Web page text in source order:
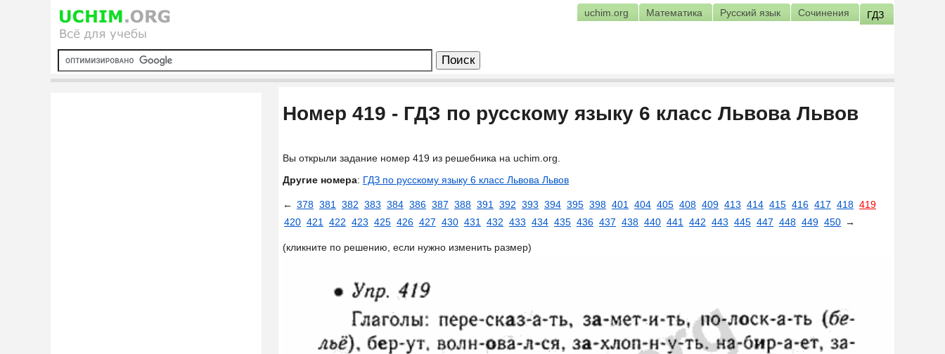
uchim.org Математика Русский язык Сочинения ГДЗ
Номер 419 - ГДЗ по русскому языку 6 класс Львова Львов
Вы открыли задание номер 419 из решебника на uchim.org.
Другие номера: ГДЗ по русскому языку 6 класс Львова Львов
← 378 381 382 383 384 386 387 388 391 392 393 394 395 398 401 404 405 408 409 413 414 415 416 417 418 419
420 421 422 423 425 426 427 430 431 432 433 434 435 436 437 438 440 441 442 443 445 447 448 449 450 →
(кликните по решению, если нужно изменить размер)